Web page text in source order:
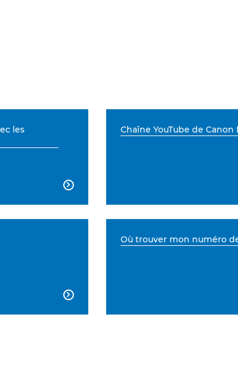
les

Chaîne YouTube de Canon

Où trouver mon numéro